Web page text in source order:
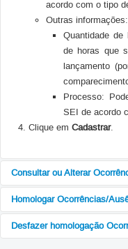
acordo com o tipo
Outras informações:
Quantidade de
de horas que
lançamento
Processo:
SEI de acordo
Clique em Cadastrar.
Consultar ou Alterar
Para realizar o registro de
seguir os seguintes passos:
Acessar o site
Homologar Ocorrências/
Para realizar a
os seguintes passos:
Desfazer homologação